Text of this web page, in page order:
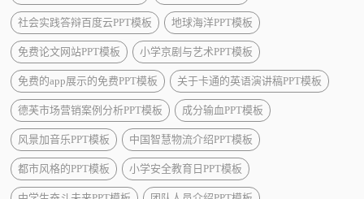
社会实践答辩百度云PPT模板 地球海洋PPT模板
免费论文网站PPT模板 小学京剧与艺术PPT模板
免费的app展示的免费PPT模板 关于卡通的英语演讲稿PPT模板
德芙市场营销案例分析PPT模板 成分输血PPT模板
风景加音乐PPT模板 中国智慧物流介绍PPT模板
都市风格的PPT模板 小学安全教育日PPT模板